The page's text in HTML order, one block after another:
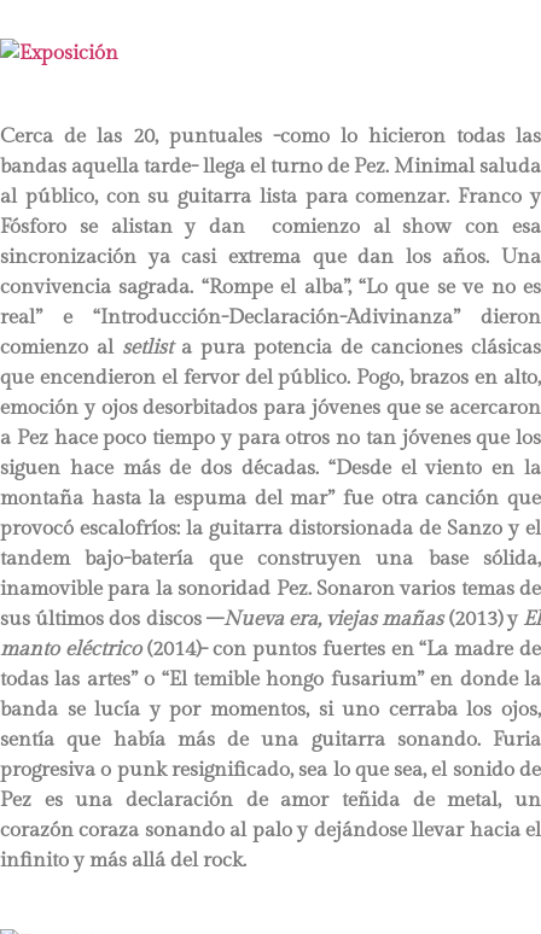
Cerca de las 20, puntuales -como lo hicieron todas las
bandas aquella tarde- llega el turno de Pez. Minimal saluda
al público, con su guitarra lista para comenzar. Franco y
Fósforo se alistan y dan comienzo al show con esa
sincronización ya casi extrema que dan los años. Una
convivencia sagrada. “Rompe el alba”, “Lo que se ve no es
real” e “Introducción-Declaración-Adivinanza” dieron
comienzo al setlista pura potencia de canciones clásicas
que encendieron el fervor del público. Pogo, brazos en alto,
emoción y ojos desorbitados para jóvenes que se acercaron
a Pez hace poco tiempo y para otros no tan jóvenes que los
siguen hace más de dos décadas. “Desde el viento en la
montaña hasta la espuma del mar” fue otra canción que
provocó escalofríos: la guitarra distorsionada de Sanzo y el
tandem bajo-batería que construyen una base sólida,
inamovible para la sonoridad Pez. Sonaron varios temas de
sus últimos dos discos –Nueva era, viejas mañas(2013) y El
manto eléctrico(2014)- con puntos fuertes en “La madre de
todas las artes” o “El temible hongo fusarium” en donde la
banda se lucía y por momentos, si uno cerraba los ojos,
sentía que había más de una guitarra sonando. Furia
progresiva o punk resignificado, sea lo que sea, el sonido de
Pez es una declaración de amor teñida de metal, un
corazón coraza sonando al palo y dejándose llevar hacia el
infinito y más allá del rock.